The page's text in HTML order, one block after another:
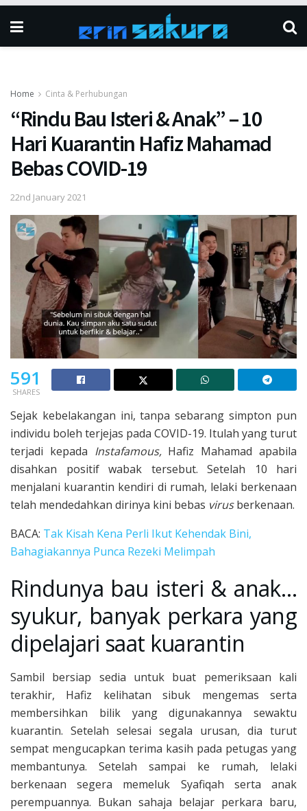
Home Cinta & Perhubungan
“Rindu Bau Isteri & Anak” – 10
Hari Kuarantin Hafiz Mahamad
Bebas COVID-19
22nd January 2021
591
SHARES
Sejak kebelakangan ini, tanpa sebarang simpton pun
individu boleh terjejas pada COVID-19. Itulah yang turut
terjadi kepada Instafamous, Hafiz Mahamad apabila
disahkan positif wabak tersebut. Setelah 10 hari
menjalani kuarantin kendiri di rumah, lelaki berkenaan
telah mendedahkan dirinya kini bebas virusberkenaan.
BACA: Tak Kisah Kena Perli Ikut Kehendak Bini,
Bahagiakannya Punca Rezeki Melimpah
Rindunya bau isteri & anak…
syukur, banyak perkara yang
dipelajari saat kuarantin
Sambil bersiap sedia untuk buat pemeriksaan kali
terakhir, Hafiz kelihatan sibuk mengemas serta
membersihkan bilik yang digunakannya sewaktu
kuarantin. Setelah selesai segala urusan, dia turut
sempat mengucapkan terima kasih pada petugas yang
membantunya. Setelah sampai ke rumah, lelaki
berkenaan segera memeluk Syafiqah serta anak
perempuannya. Bukan sahaja belajar perkara baru,